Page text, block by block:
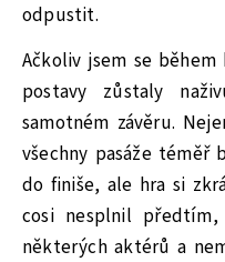
odpustit.
Ačkoliv jsem se
postavy zůstaly
samotném závěru.
všechny pasáže téměř
do finiše, ale hra si
cosi nesplnil
některých aktérů a